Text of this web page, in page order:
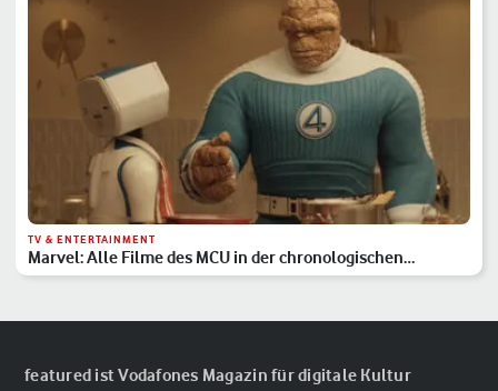
TV & ENTERTAINMENT
Marvel: Alle Filme des MCU in der chronologischen
Reihenfolge
featured ist Vodafones Magazin für digitale Kultur